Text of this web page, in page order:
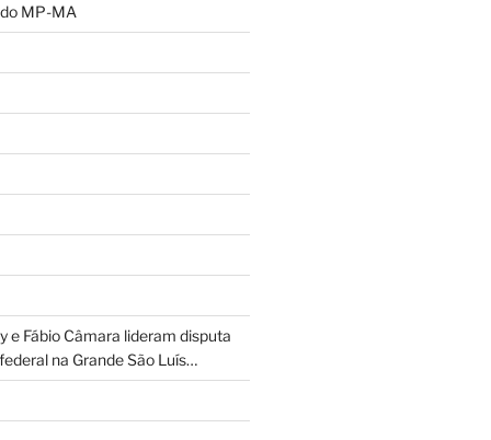
MP-MA
e Fábio Câmara lideram disputa
na Grande São Luís…